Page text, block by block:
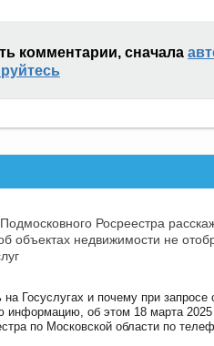
комментарии, сначала
Росреестра
объектах недвижимости не
Госуслугах и почему при запросе
информацию, об этом 18 марта 2025
по Московской области по